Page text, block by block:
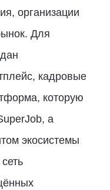
организации
Для
кадровые
которую
а
экосистемы